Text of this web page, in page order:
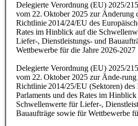
Delegierte Verordnung (EU) 2025/
vom 22. Oktober 2025 zur Änderung
Richtlinie 2014/24/EU des
Rates im Hinblick auf die
Liefer-, Dienstleistungs- und
Wettbewerbe für die Jahre 2026-2027
Delegierte Verordnung (EU) 2025/
vom 22. Oktober 2025 zur Ände-rung
Richtlinie 2014/25/EU (Sektoren) des
Parlaments und des Rates im
Schwellenwerte für Liefer-,
Bauaufträge sowie für Wettbewerbe